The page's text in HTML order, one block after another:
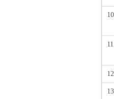
10
11
12
13